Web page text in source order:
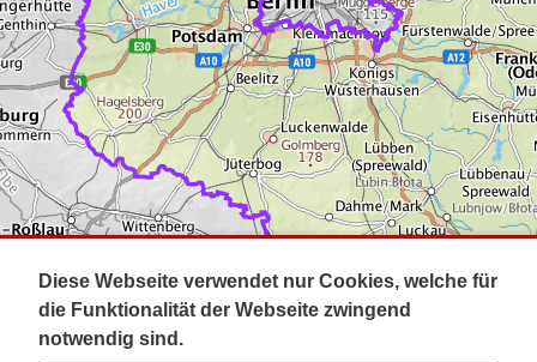
Impressum
Kontakt
Diese Webseite verwendet nur Cookies, welche für
die Funktionalität der Webseite zwingend
notwendig sind.